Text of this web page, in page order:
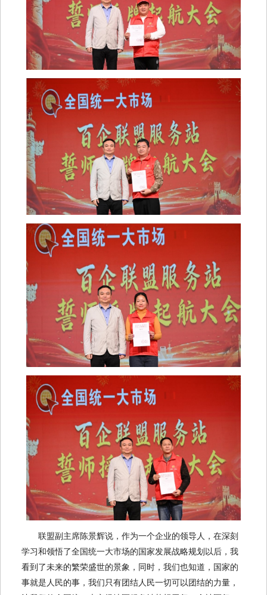
联盟副主席陈景辉说，作为一个企业的领导人，在深刻
学习和领悟了全国统一大市场的国家发展战略规划以后，我
看到了未来的繁荣盛世的景象，同时，我们也知道，国家的
事就是人民的事，我们只有团结人民一切可以团结的力量，